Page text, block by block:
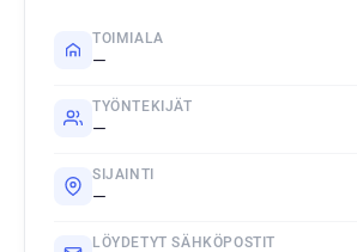
TOIMIALA
—
TYÖNTEKIJÄT
—
SIJAINTI
—
LÖYDETYT SÄHKÖPOSTIT